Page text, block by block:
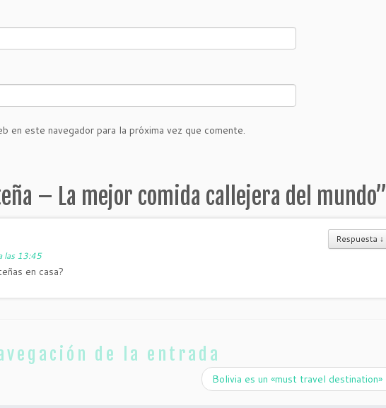
en este navegador para la próxima vez que comente.
– La mejor comida callejera del mundo”
Respuesta ↓
las 13:45
en casa?
de la entrada
Bolivia es un «must travel destination»